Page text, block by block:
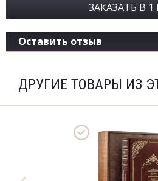
ЗАКАЗАТЬ В
Оставить отзыв
ДРУГИЕ ТОВАРЫ ИЗ